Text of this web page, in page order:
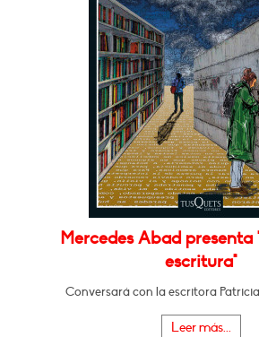
Mercedes Abad presenta
escritura"
Conversará con la escritora
Leer más...